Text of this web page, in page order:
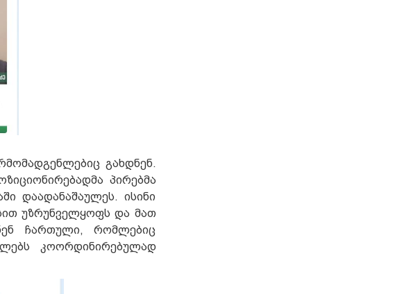
გახდნენ.
პირებმა
დაადანაშაულეს. ისინი
უზრუნველყოფს და მათ
ჩართული, რომლებიც
კოორდინირებულად